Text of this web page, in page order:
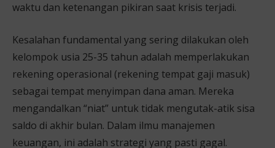
waktu dan ketenangan pikiran saat krisis terjadi.
Kesalahan fundamental yang sering dilakukan oleh
kelompok usia 25-35 tahun adalah memperlakukan
rekening operasional (rekening tempat gaji masuk)
sebagai tempat menyimpan dana aman. Mereka
mengandalkan “niat” untuk tidak mengutak-atik sisa
saldo di akhir bulan. Dalam ilmu manajemen
keuangan, ini adalah strategi yang pasti gagal.